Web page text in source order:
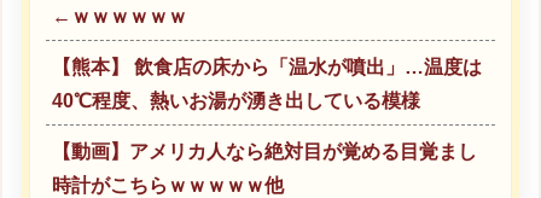
←ｗｗｗｗｗｗ
【熊本】 飲食店の床から「温水が噴出」…温度は
40℃程度、熱いお湯が湧き出している模様
【動画】アメリカ人なら絶対目が覚める目覚まし
時計がこちらｗｗｗｗｗ他